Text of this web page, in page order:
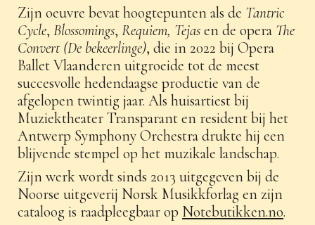
Zijn oeuvre bevat hoogtepunten als de Tantric
Cycle,Blossomings,Requiem, Tejasen de opera The
Convert (De bekeerlinge), die in 2022 bij Opera
Ballet Vlaanderen uitgroeide tot de meest
succesvolle hedendaagse productie van de
afgelopen twintig jaar. Als huisartiest bij
Muziektheater Transparant en resident bij het
Antwerp Symphony Orchestra drukte hij een
blijvende stempel op het muzikale landschap.
Zijn werk wordt sinds 2013 uitgegeven bij de
Noorse uitgeverij Norsk Musikkforlag en zijn
cataloog is raadpleegbaar op Notebutikken.no.